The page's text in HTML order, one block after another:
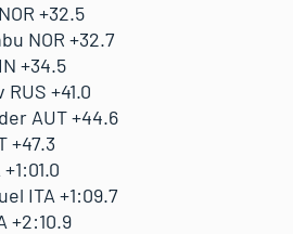
+32.5
NOR +32.7
+34.5
+41.0
AUT +44.6
+47.3
ITA +1:09.7
+2:10.9